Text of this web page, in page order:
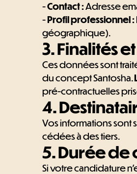
-Contact :Adresse
-Profil professionnel :
géographique).
3. Finalités
Ces données sont
du concept Santosha.
pré-contractuelles
4.
Vos informations sont
cédées à des tiers.
5. Durée
Si votre candidature